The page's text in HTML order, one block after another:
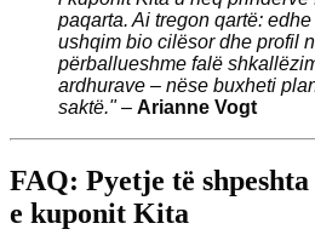
paqarta. Ai tregon qartë:
ushqim bio cilësor dhe profil
përballueshme falë
ardhurave – nëse buxheti
saktë."– Arianne Vogt
FAQ: Pyetje të
e kuponit Kita